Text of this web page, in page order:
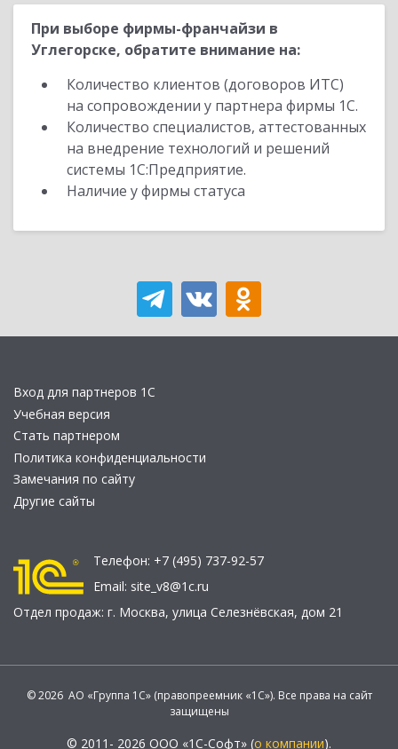
При выборе фирмы-франчайзи в
Углегорске, обратите внимание на:
Количество клиентов (договоров ИТС)
на сопровождении у партнера фирмы 1С.
Количество специалистов, аттестованных
на внедрение технологий и решений
системы 1С:Предприятие.
Наличие у фирмы статуса
Вход для партнеров 1С
Учебная версия
Стать партнером
Политика конфиденциальности
Замечания по сайту
Другие сайты
Телефон: +7 (495) 737-92-57
Email: site_v8@1c.ru
Отдел продаж: г. Москва, улица Селезнёвская, дом 21
© 2026 АО «Группа 1С» (правопреемник «1С»). Все права на сайт
защищены
© 2011- 2026 ООО «1С-Софт» (о компании).